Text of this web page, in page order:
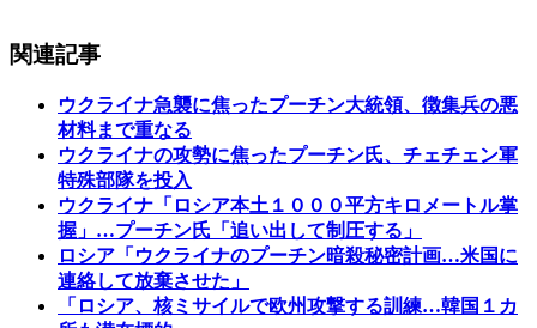
関連記事
ウクライナ急襲に焦ったプーチン大統領、徴集兵の悪
材料まで重なる
ウクライナの攻勢に焦ったプーチン氏、チェチェン軍
特殊部隊を投入
ウクライナ「ロシア本土１０００平方キロメートル掌
握」…プーチン氏「追い出して制圧する」
ロシア「ウクライナのプーチン暗殺秘密計画…米国に
連絡して放棄させた」
「ロシア、核ミサイルで欧州攻撃する訓練…韓国１カ